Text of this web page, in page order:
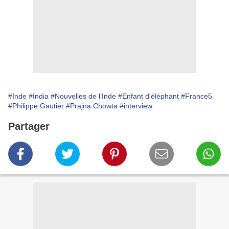
#Inde #India #Nouvelles de l'Inde #Enfant d'éléphant #France5
#Philippe Gautier #Prajna Chowta #interview
Partager